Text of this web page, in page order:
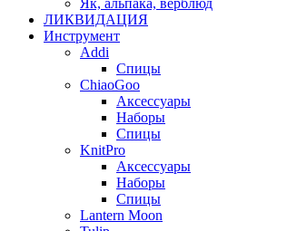
Як, альпака, верблюд
ЛИКВИДАЦИЯ
Инструмент
Addi
Спицы
ChiaoGoo
Аксессуары
Наборы
Спицы
KnitPro
Аксессуары
Наборы
Спицы
Lantern Moon